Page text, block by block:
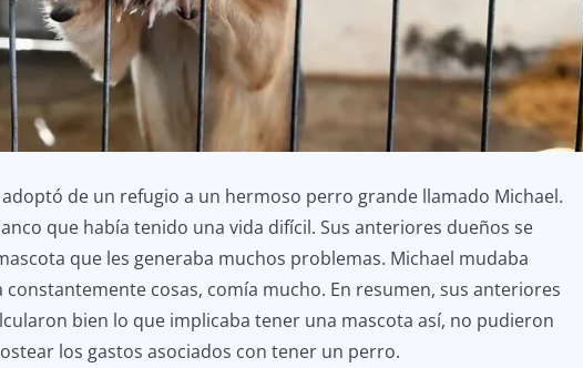
de un refugio a un hermoso perro grande llamado Michael.
que había tenido una vida difícil. Sus anteriores dueños se
que les generaba muchos problemas. Michael mudaba
cosas, comía mucho. En resumen, sus anteriores
bien lo que implicaba tener una mascota así, no pudieron
los gastos asociados con tener un perro.